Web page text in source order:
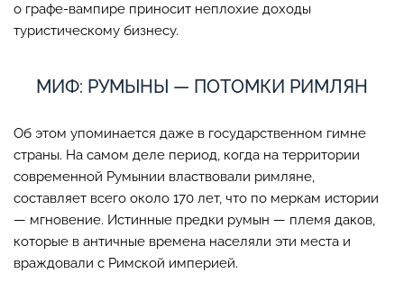
о графе-вампире приносит неплохие доходы
туристическому бизнесу.
МИФ: РУМЫНЫ — ПОТОМКИ РИМЛЯН
Об этом упоминается даже в государственном гимне
страны. На самом деле период, когда на территории
современной Румынии властвовали римляне,
составляет всего около 170 лет, что по меркам истории
— мгновение. Истинные предки румын — племя даков,
которые в античные времена населяли эти места и
враждовали с Римской империей.